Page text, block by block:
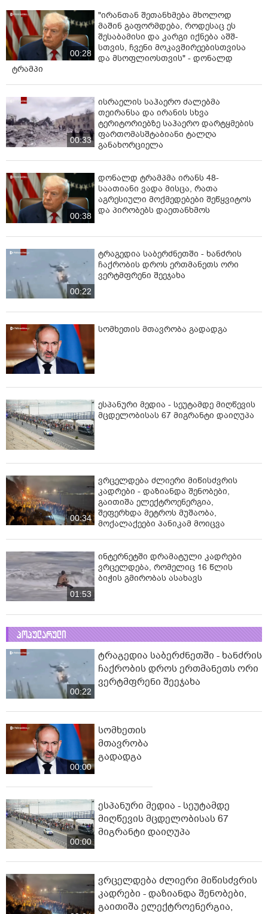
00:28
"ირანთან შეთანხმება მხოლოდ
მაშინ გაფორმდება, როდესაც ეს
შესაბამისი და კარგი იქნება აშშ-
სთვის, ჩვენი მოკავშირეებისთვისა
და მსოფლიოსთვის" - დონალდ
ტრამპი
00:33
ისრაელის საჰაერო ძალებმა
თეირანსა და ირანის სხვა
ტერიტორიებზე საჰაერო დარტყმების
ფართომასშტაბიანი ტალღა
განახორციელა
00:38
დონალდ ტრამპმა ირანს 48-
საათიანი ვადა მისცა, რათა
აგრესიული მოქმედებები შეწყვიტოს
და პირობებს დაეთანხმოს
00:22
ტრაგედია საბერძნეთში - ხანძრის
ჩაქრობის დროს ერთმანეთს ორი
ვერტმფრენი შეეჯახა
სომხეთის მთავრობა გადადგა
ესპანური მედია - სეუტამდე მიღწევის
მცდელობისას 67 მიგრანტი დაიღუპა
00:34
ვრცელდება ძლიერი მიწისძვრის
კადრები - დაზიანდა შენობები,
გაითიშა ელექტროენერგია,
შეფერხდა მეტროს მუშაობა,
მოქალაქეები პანიკამ მოიცვა
01:53
ინ­ტერ­ნეტ­ში დრა­მა­ტუ­ლი კად­რე­ბი
ვრცელდება, რომელიც 16 წლის
ბიჭის გმირობას ასახავს
პოპულარული
00:22
ტრაგედია საბერძნეთში - ხანძრის
ჩაქრობის დროს ერთმანეთს ორი
ვერტმფრენი შეეჯახა
00:00
სომხეთის
მთავრობა
გადადგა
00:00
ესპანური მედია - სეუტამდე
მიღწევის მცდელობისას 67
მიგრანტი დაიღუპა
ვრცელდება ძლიერი მიწისძვრის
კადრები - დაზიანდა შენობები,
გაითიშა ელექტროენერგია,